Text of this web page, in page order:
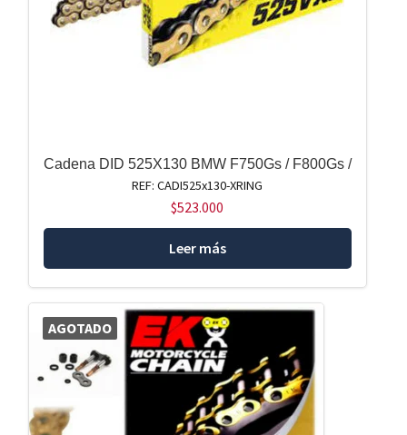
Cadena DID 525X130 BMW F750Gs / F800Gs /
REF: CADI525x130-XRING
$523.000
Leer más
AGOTADO